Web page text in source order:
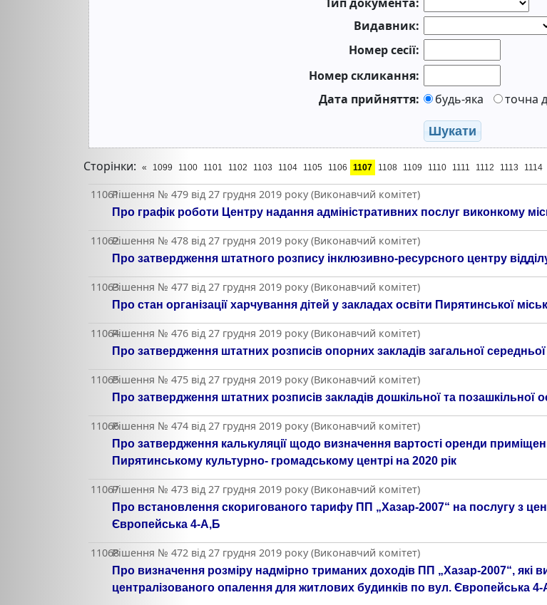
Видавник:
Номер сесії:
Номер скликання:
Дата прийняття:
будь-яка точна
Шукати
Сторінки: « 1099 1100 1101 1102 1103 1104 1105 1106 1107 1108 1109 1110 1111 1112 1113 1114
11061Рішення № 479 від 27 грудня 2019 року (Виконавчий комітет)
Про графік роботи Центру надання адміністративних послуг виконкому
11062Рішення № 478 від 27 грудня 2019 року (Виконавчий комітет)
Про затвердження штатного розпису інклюзивно-ресурсного центру
11063Рішення № 477 від 27 грудня 2019 року (Виконавчий комітет)
Про стан організації харчування дітей у закладах освіти Пирятинської
11064Рішення № 476 від 27 грудня 2019 року (Виконавчий комітет)
Про затвердження штатних розписів опорних закладів загальної
11065Рішення № 475 від 27 грудня 2019 року (Виконавчий комітет)
Про затвердження штатних розписів закладів дошкільної та позашкільної
11066Рішення № 474 від 27 грудня 2019 року (Виконавчий комітет)
Про затвердження калькуляції щодо визначення вартості оренди
Пирятинському культурно- громадському центрі на 2020 рік
11067Рішення № 473 від 27 грудня 2019 року (Виконавчий комітет)
Про встановлення скоригованого тарифу ПП „Хазар-2007“ на послугу з
Європейська 4-А,Б
11068Рішення № 472 від 27 грудня 2019 року (Виконавчий комітет)
Про визначення розміру надмірно триманих доходів ПП „Хазар-2007“, які
централізованого опалення для житлових будинків по вул. Європейська